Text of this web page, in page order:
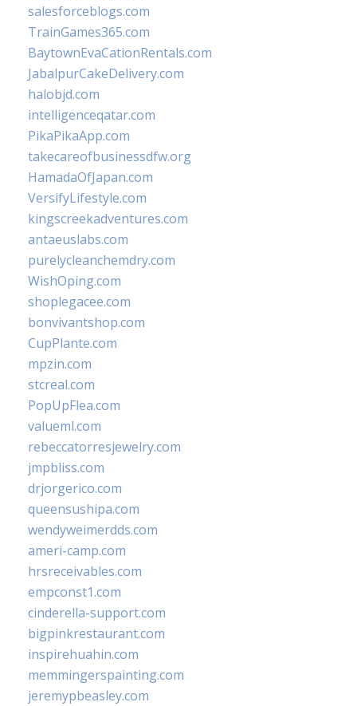
salesforceblogs.com
TrainGames365.com
BaytownEvaCationRentals.com
JabalpurCakeDelivery.com
halobjd.com
intelligenceqatar.com
PikaPikaApp.com
takecareofbusinessdfw.org
HamadaOfJapan.com
VersifyLifestyle.com
kingscreekadventures.com
antaeuslabs.com
purelycleanchemdry.com
WishOping.com
shoplegacee.com
bonvivantshop.com
CupPlante.com
mpzin.com
stcreal.com
PopUpFlea.com
valueml.com
rebeccatorresjewelry.com
jmpbliss.com
drjorgerico.com
queensushipa.com
wendyweimerdds.com
ameri-camp.com
hrsreceivables.com
empconst1.com
cinderella-support.com
bigpinkrestaurant.com
inspirehuahin.com
memmingerspainting.com
jeremypbeasley.com